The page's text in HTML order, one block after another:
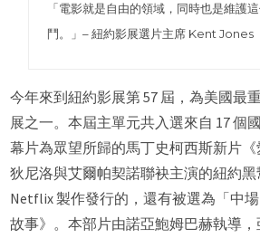
「電影就是自由的領域，同時也是維護
鬥。」– 紐約影展選片主席 Kent Jones
今年來到紐約影展第 57 屆，為美國最
展之一。本屆主單元共入選來自 17 個
幕片為眾望所歸的馬丁史柯西斯新片
狄尼洛與艾爾帕契諾聯袂主演的紐約
Netflix 製作發行的，還有被選為「中
故事》。本部片由諾亞鮑姆巴赫執導